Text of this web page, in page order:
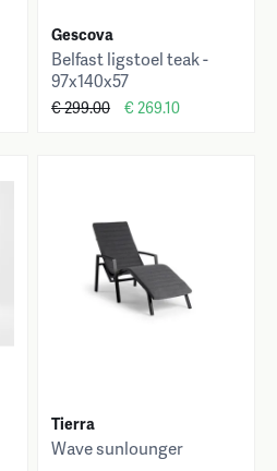
Gescova
Belfast ligstoel teak -
97x140x57
€ 299.00 € 269.10
Tierra
Wave sunlounger